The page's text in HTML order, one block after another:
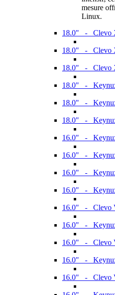
mesure
Linux.
18.0" - Clevo
18.0" - Clevo
18.0" - Clevo
18.0" -
18.0" -
18.0" -
16.0" -
16.0" -
16.0" -
16.0" -
16.0" - Clevo
16.0" -
16.0" - Clevo
16.0" -
16.0" - Clevo